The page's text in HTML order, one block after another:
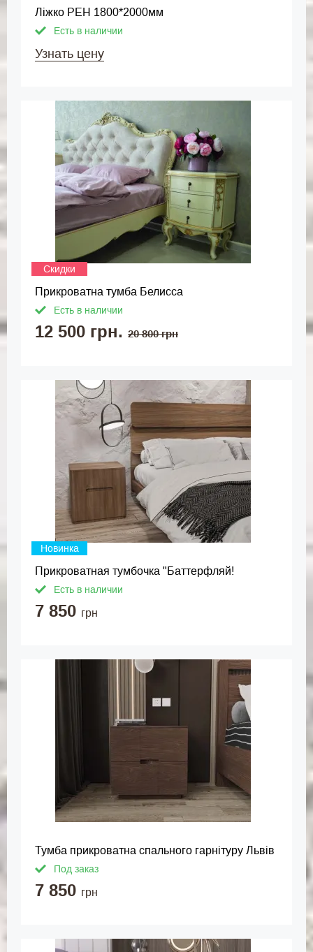
Ліжко РЕН 1800*2000мм
Есть в наличии
Узнать цену
Скидки
Прикроватна тумба Белисса
Есть в наличии
12 500 грн. 20 800 грн
Новинка
Прикроватная тумбочка "Баттерфляй!
Есть в наличии
7 850 грн
Тумба прикроватна спального гарнітуру Львів
Под заказ
7 850 грн